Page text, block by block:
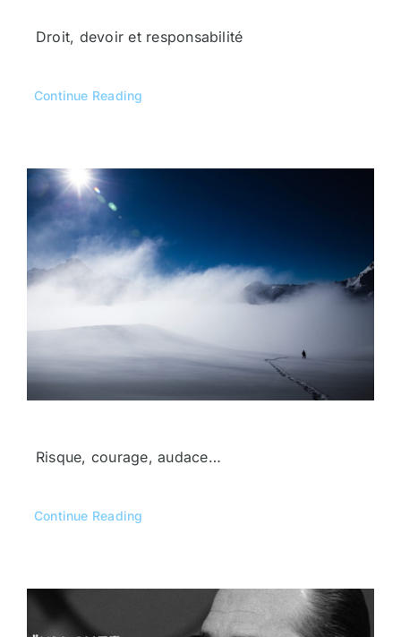
Droit, devoir et responsabilité
Continue Reading
Risque, courage, audace…
Continue Reading